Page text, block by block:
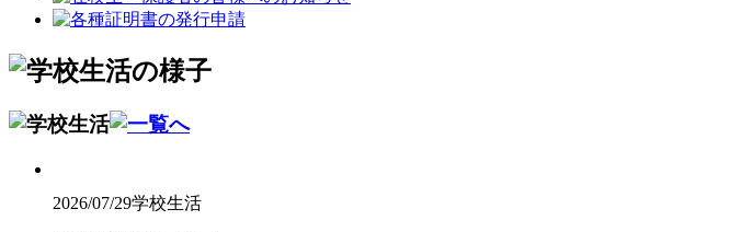
2026/07/29学校生活